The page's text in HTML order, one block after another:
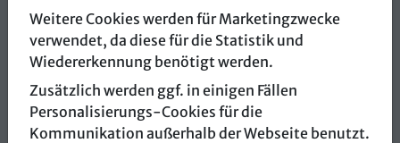
Weitere Cookies werden für Marketingzwecke
verwendet, da diese für die Statistik und
Wiedererkennung benötigt werden.
Zusätzlich werden ggf. in einigen Fällen
Personalisierungs-Cookies für die
Kommunikation außerhalb der Webseite benutzt.
6971 Hard
myCityHunt
Pfarrkirche St. Sebastian